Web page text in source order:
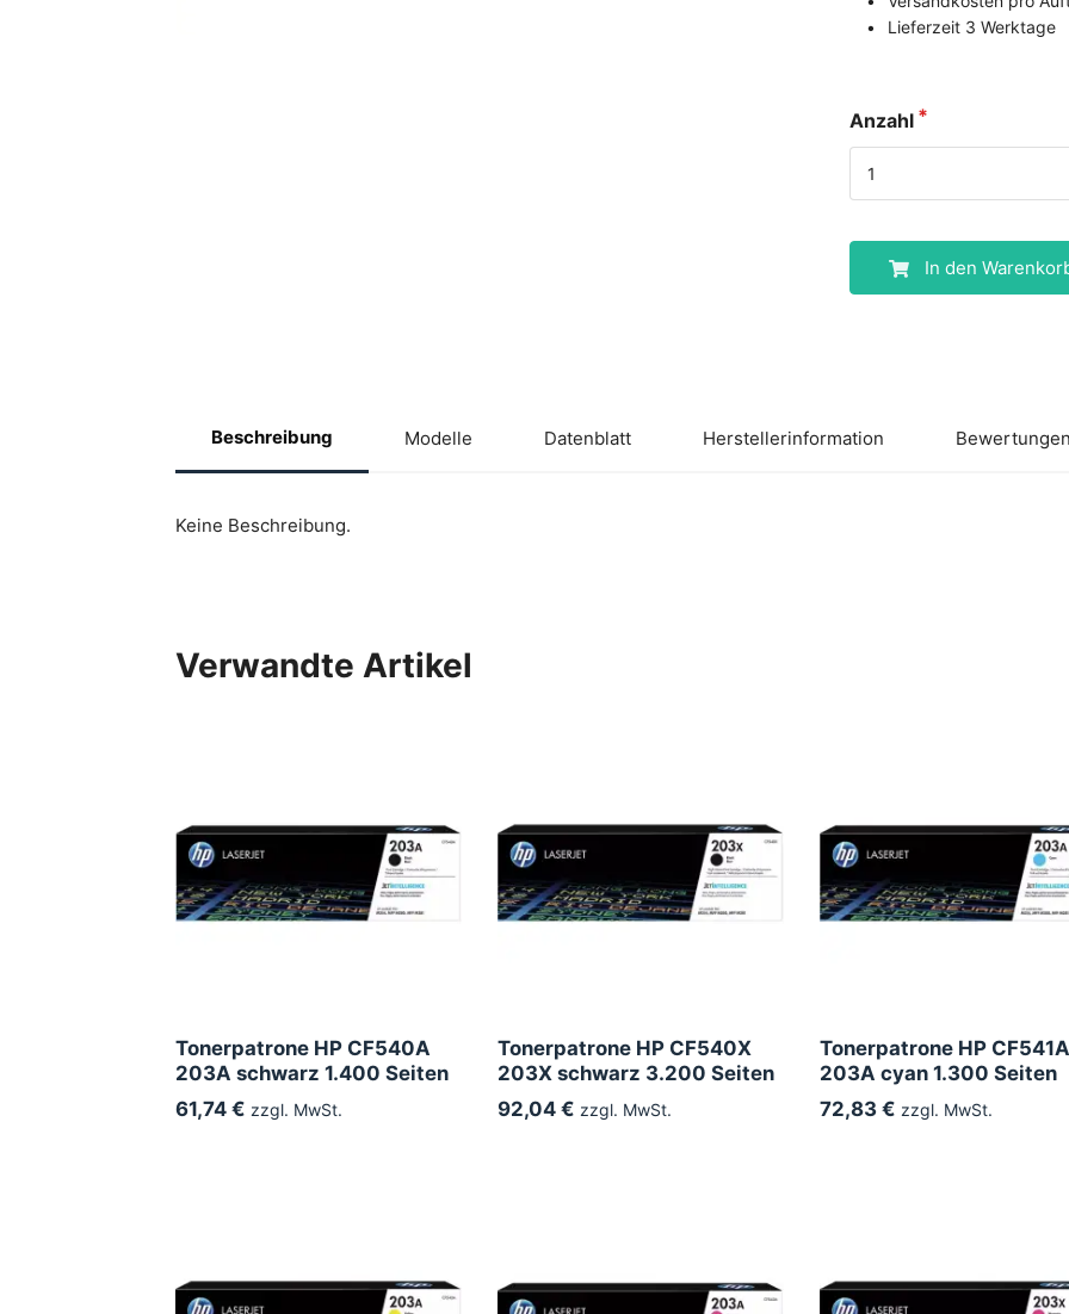
Lieferzeit 3 Werktage
Anzahl
In den
Beschreibung Modelle Datenblatt Herstellerinformation
Keine Beschreibung.
Verwandte Artikel
Tonerpatrone HP CF540A
203A schwarz 1.400 Seiten
61,74 € zzgl. MwSt.
Tonerpatrone HP CF540X
203X schwarz 3.200 Seiten
92,04 € zzgl. MwSt.
Tonerpatrone HP CF541A
203A cyan 1.300 Seiten
72,83 € zzgl. MwSt.